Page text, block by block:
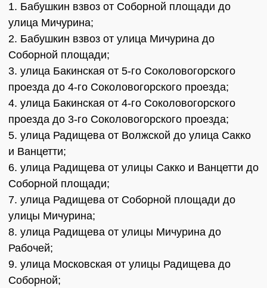
1. Бабушкин взвоз от Соборной площади до
улица Мичурина;
2. Бабушкин взвоз от улица Мичурина до
Соборной площади;
3. улица Бакинская от 5-го Соколовогорского
проезда до 4-го Соколовогорского проезда;
4. улица Бакинская от 4-го Соколовогорского
проезда до 3-го Соколовогорского проезда;
5. улица Радищева от Волжской до улица Сакко
и Ванцетти;
6. улица Радищева от улицы Сакко и Ванцетти до
Соборной площади;
7. улица Радищева от Соборной площади до
улицы Мичурина;
8. улица Радищева от улицы Мичурина до
Рабочей;
9. улица Московская от улицы Радищева до
Соборной;